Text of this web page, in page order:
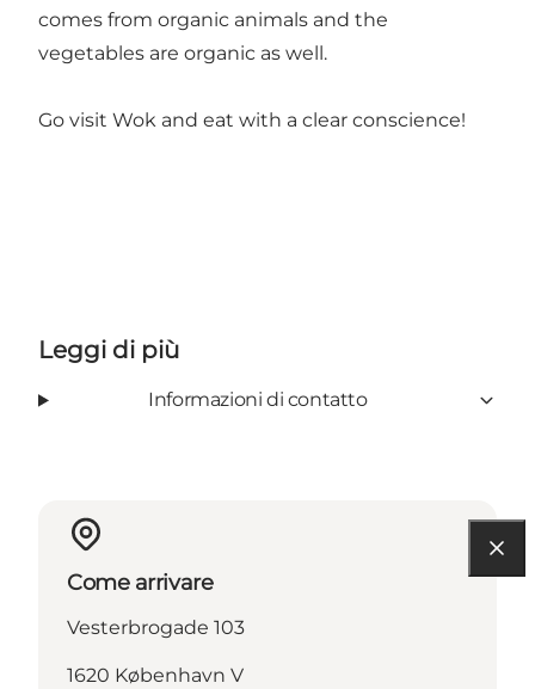
comes from organic animals and the
vegetables are organic as well.
Go visit Wok and eat with a clear conscience!
Leggi di più
Informazioni di contatto
Come arrivare
Vesterbrogade 103
1620 København V